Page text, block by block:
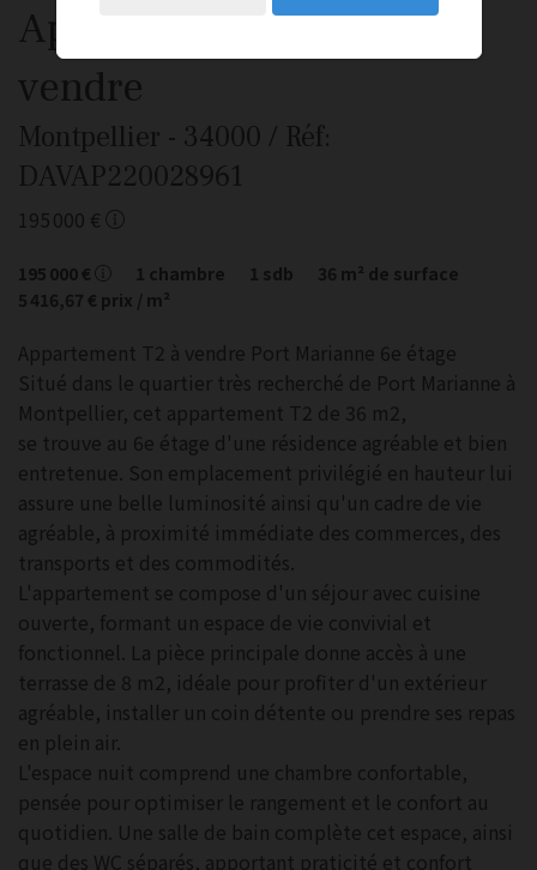
Appartement 2 piècesà
vendre
Montpellier - 34000 / Réf:
DAVAP220028961
195 000 €
195 000 € 1 chambre 1 sdb 36 m² de surface
5 416,67 € prix / m²
Appartement T2 à vendre Port Marianne 6e étage
Situé dans le quartier très recherché de Port Marianne à
Montpellier, cet appartement T2 de 36 m2,
se trouve au 6e étage d'une résidence agréable et bien
entretenue. Son emplacement privilégié en hauteur lui
assure une belle luminosité ainsi qu'un cadre de vie
agréable, à proximité immédiate des commerces, des
transports et des commodités.
L'appartement se compose d'un séjour avec cuisine
ouverte, formant un espace de vie convivial et
fonctionnel. La pièce principale donne accès à une
terrasse de 8 m2, idéale pour profiter d'un extérieur
agréable, installer un coin détente ou prendre ses repas
en plein air.
L'espace nuit comprend une chambre confortable,
pensée pour optimiser le rangement et le confort au
quotidien. Une salle de bain complète cet espace, ainsi
que des WC séparés, apportant praticité et confort